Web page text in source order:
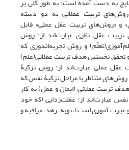
به دست آمده است: به طور کلی بر
سخنان امام رضا7، روش‌های تربیت عقلانی به دو دسته
و «روش‌های تربیت عقل عملی» قابل
عقل نظری عبارت‌اند از: روش
و روش تجربه‌اندوزی که
تحقق نخستین هدف تربیت عقلانی(علم)
عملی عبارت‌اند از: روش تزکیۀ
متناظر با مراحل تزکیۀ نفس که
تربیت عقلانی (ایمان و عمل) به کار
عبارت‌اند از: غفلت‌زدایی (که خود
آموزی است)، توبه، زهد، مراقبه و